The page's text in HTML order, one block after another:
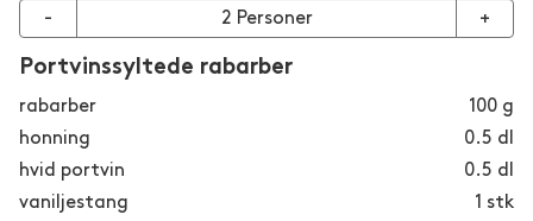
- 2 Personer +
Portvinssyltede rabarber
rabarber 100 g
honning
0.5 dl
hvid portvin
0.5 dl
vaniljestang
1 stk